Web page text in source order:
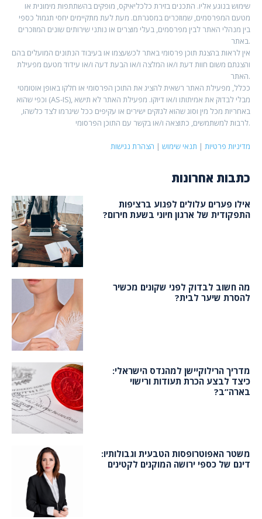
שימוש בנוגע אליו. התכנים בזירת כלכליאיקס, מופקים בהשתתפות מימונית או
מטעם המפרסמים, שמוזכרים במסגרתם. מעת לעת מתקיימים יחסי תגמול כספי
בין מנהלי האתר לבין מפרסמים, בעלי מוצרים או נותני שירותים שונים המוזכרים
באתר.
אין לראות בהצגת תוכן פרסומי באתר לכשעצמו או בעיבוד הנתונים המועלים בהם
והצגתם משום חוות דעת ו/או המלצה ו/או הבעת דעה ו/או עידוד מטעם מפעילת
האתר.
ככלל, מפעילת האתר רשאית להציג את התוכן הפרסומי או חלקו באופן אוטומטי
וכפי שהוא (AS-IS), מבלי לבדוק את אמיתותו ו/או דיוקו. מפעילת האתר לא תישא
באחריות מכל מין וסוג שהוא לנזקים ישירים או עקיפים ככל שיגרמו לצד כלשהו,
לרבות למשתמשים, כתוצאה ו/או בקשר עם התוכן הפרסומי.
מדיניות פרטיות | תנאי שימוש | הצהרת נגישות
כתבות אחרונות
אילו פערים עלולים לפגוע ברציפות
התפקודית של ארגון חיוני בשעת חירום?
מה חשוב לבדוק לפני שקונים מכשיר
להסרת שיער לבית?
מדריך הרילוקיישן למהנדס הישראלי:
כיצד לבצע הכרת תעודות ורישוי
בארה”ב?
משטר האפוטרופסות הטבעית וגבולותיו:
דינם של כספי ירושה המוקנים לקטינים